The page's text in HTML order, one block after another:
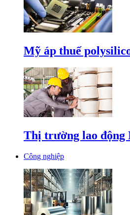
Mỹ áp thuế
Thị trường lao động
Công nghiệp